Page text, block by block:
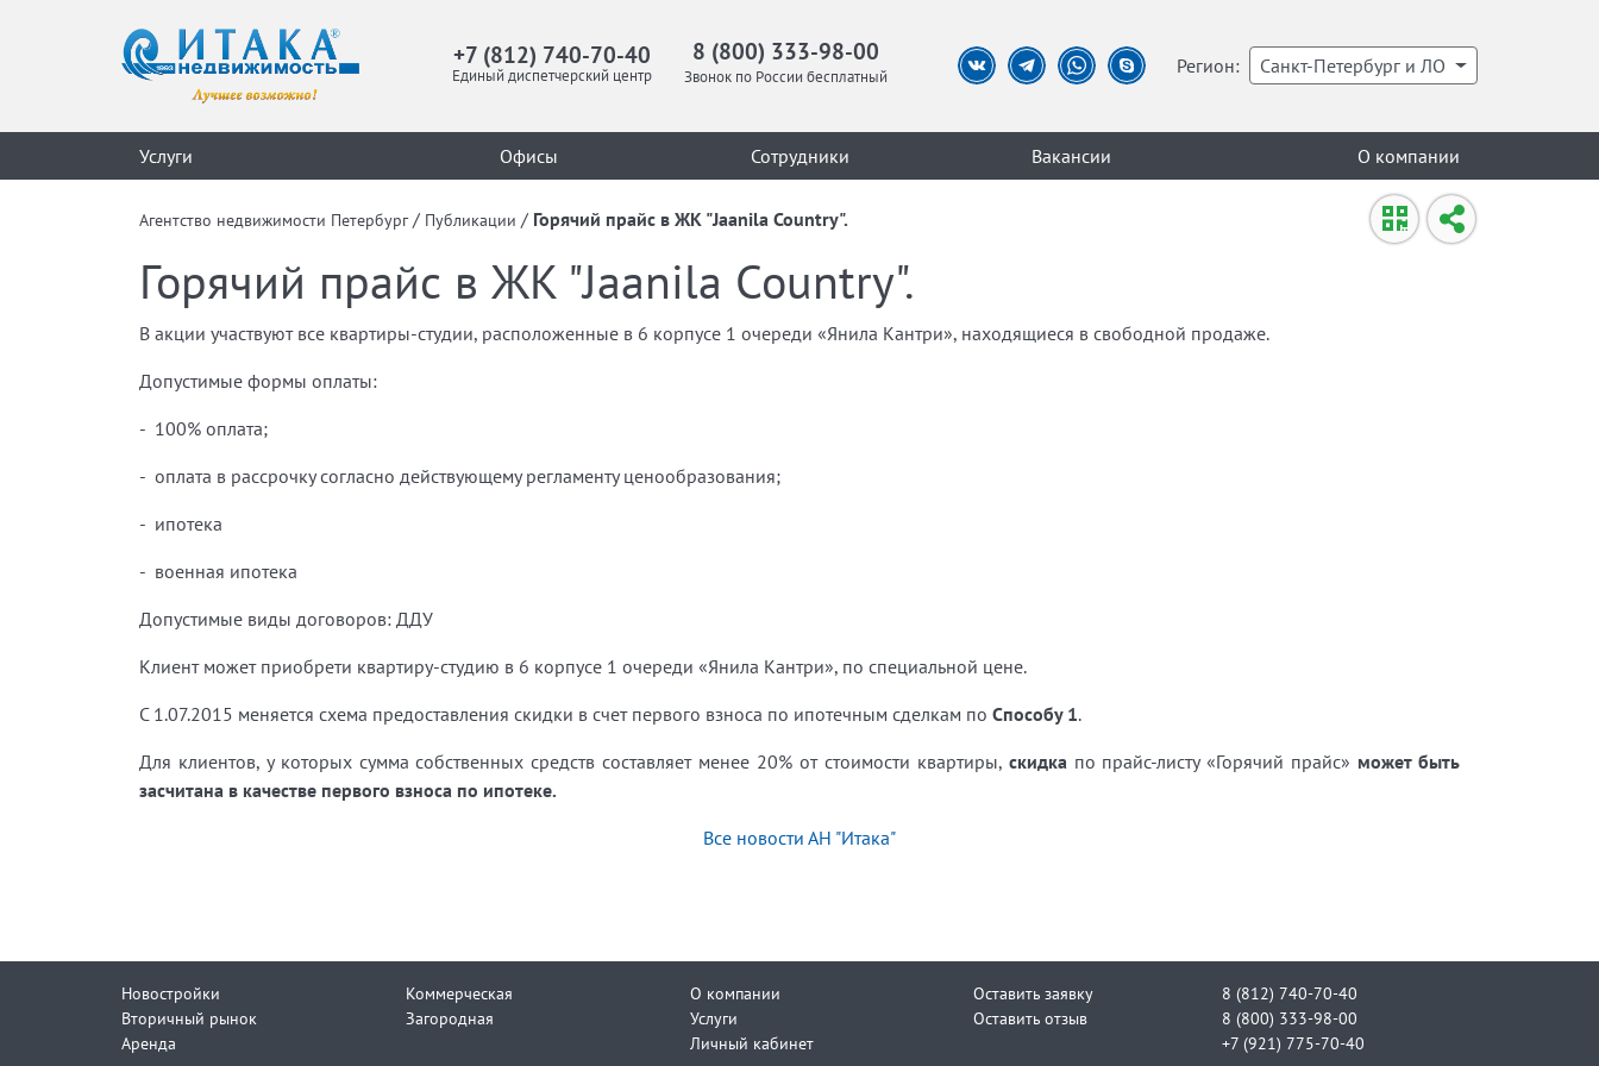
+7 (812) 740-70-40
Единый диспетчерский центр
8 (800) 333-98-00
Звонок по России бесплатный Регион: Санкт-Петербург и ЛО
Услуги Офисы Сотрудники Вакансии О компании
Агентство недвижимости Петербург / Публикации / Горячий прайс в ЖК "Jaanila Country".
Горячий прайс в ЖК "Jaanila Country".
В акции участвуют все квартиры-студии, расположенные в 6 корпусе 1 очереди «Янила Кантри», находящиеся в свободной продаже.
Допустимые формы оплаты:
- 100% оплата;
- оплата в рассрочку согласно действующему регламенту ценообразования;
- ипотека
- военная ипотека
Допустимые виды договоров: ДДУ
Клиент может приобрети квартиру-студию в 6 корпусе 1 очереди «Янила Кантри», по специальной цене.
С 1.07.2015 меняется схема предоставления скидки в счет первого взноса по ипотечным сделкам по Способу 1.
Для клиентов, у которых сумма собственных средств составляет менее 20% от стоимости квартиры, скидка по прайс-листу «Горячий прайс» может быть
засчитана в качестве первого взноса по ипотеке.
Все новости АН "Итака"
Новостройки
Вторичный рынок
Аренда
Коммерческая
Загородная
О компании
Услуги
Личный кабинет
Оставить заявку
Оставить отзыв
8 (812) 740-70-40
8 (800) 333-98-00
+7 (921) 775-70-40